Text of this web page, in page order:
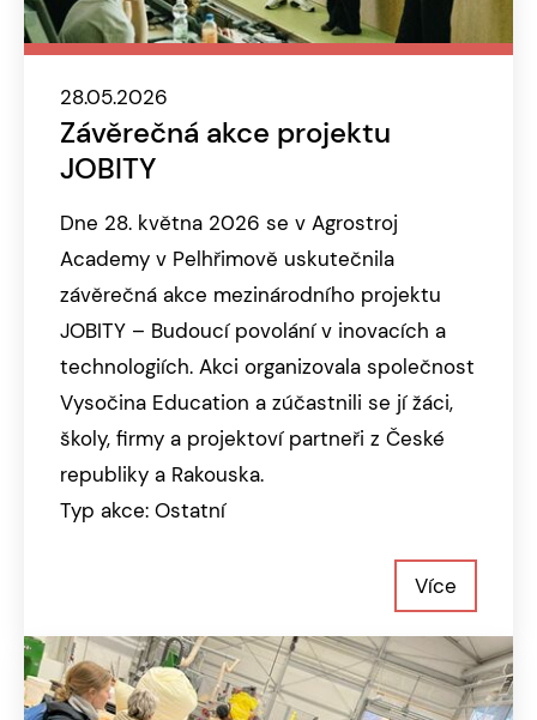
28.05.2026
Závěrečná akce projektu
JOBITY
Dne 28. května 2026 se v Agrostroj
Academy v Pelhřimově uskutečnila
závěrečná akce mezinárodního projektu
JOBITY – Budoucí povolání v inovacích a
technologiích. Akci organizovala společnost
Vysočina Education a zúčastnili se jí žáci,
školy, firmy a projektoví partneři z České
republiky a Rakouska.
Typ akce: Ostatní
Více